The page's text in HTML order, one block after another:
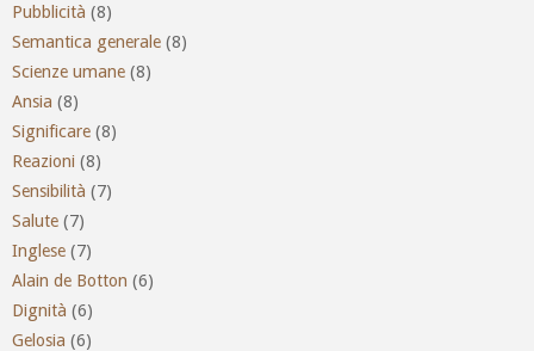
Pubblicità (8)
Semantica generale (8)
Scienze umane (8)
Ansia (8)
Significare (8)
Reazioni (8)
Sensibilità (7)
Salute (7)
Inglese (7)
Alain de Botton (6)
Dignità (6)
Gelosia (6)